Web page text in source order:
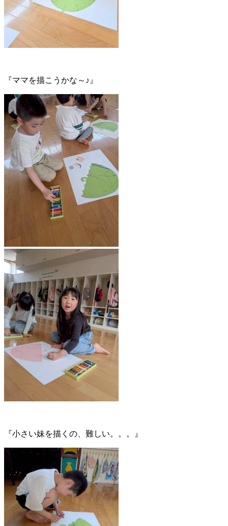
『ママを描こうかな～♪』
『小さい妹を描くの、難しい。。。』